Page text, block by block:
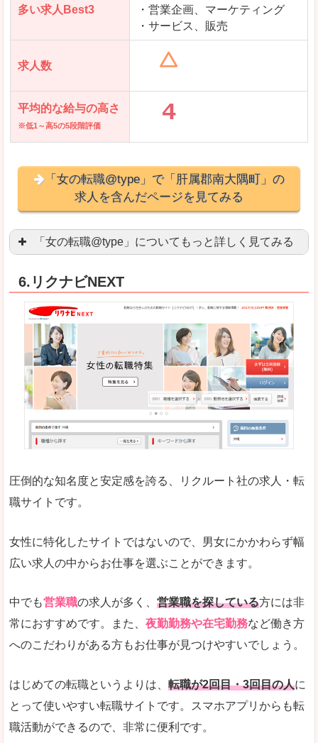
多い求人Best3
・営業企画、マーケティング
・サービス、販売
求人数
平均的な給与の高さ
※低1～高5の5段階評価
「女の転職@type」で「肝属郡南大隅町」の
求人を含んだページを見てみる
「女の転職@type」についてもっと詳しく見てみる
良いところ
正社員求人が約80％、正社員で長く働きたい方に
働く女のワーク＆ライフマガジン「woman type
悪いところ
求人の掲載数が少ないです。
求人の掲載情報の文字が小さめで、少し見づらい
詳しい説明
女性でエンジニア職への転職をお考えの方は、こ
エンジニア職の求人においては、ほかにない専門
求人数が少ないので、逆に探しやすいといった一
6.リクナビNEXT
圧倒的な知名度と安定感を誇る、リクルート社の求人・転
職サイトです。
女性に特化したサイトではないので、男女にかかわらず幅
広い求人の中からお仕事を選ぶことができます。
中でも営業職の求人が多く、 営業職を探している方には非
常におすすめです。また、 夜勤勤務や在宅勤務など働き方
へのこだわりがある方もお仕事が見つけやすいでしょう。
はじめての転職というよりは、 転職が2回目・3回目の人に
とって使いやすい転職サイトです。スマホアプリからも転
職活動ができるので、非常に便利です。